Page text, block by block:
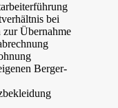
bei
Übernahme
Berger-